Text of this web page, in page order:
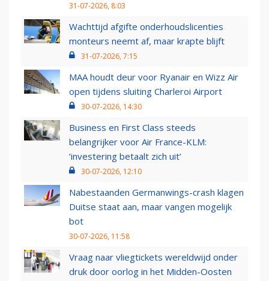
31-07-2026, 8:03
Wachttijd afgifte onderhoudslicenties
monteurs neemt af, maar krapte blijft
31-07-2026, 7:15
MAA houdt deur voor Ryanair en Wizz Air
open tijdens sluiting Charleroi Airport
30-07-2026, 14:30
Business en First Class steeds
belangrijker voor Air France-KLM:
‘investering betaalt zich uit’
30-07-2026, 12:10
Nabestaanden Germanwings-crash klagen
Duitse staat aan, maar vangen mogelijk
bot
30-07-2026, 11:58
Vraag naar vliegtickets wereldwijd onder
druk door oorlog in het Midden-Oosten